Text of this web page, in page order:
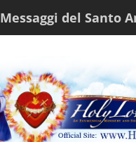
Messaggi del Santo